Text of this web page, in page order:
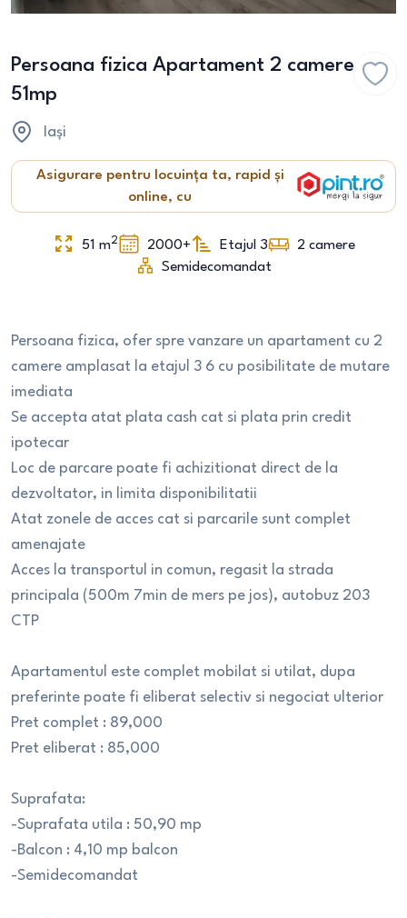
Persoana fizica Apartament 2 camere
51mp
Iași
Asigurare pentru locuința ta, rapid și
online, cu
51 m2 2000+ Etajul 3 2 camere
Semidecomandat
Persoana fizica, ofer spre vanzare un apartament cu 2
camere amplasat la etajul 3 6 cu posibilitate de mutare
imediata
Se accepta atat plata cash cat si plata prin credit
ipotecar
Loc de parcare poate fi achizitionat direct de la
dezvoltator, in limita disponibilitatii
Atat zonele de acces cat si parcarile sunt complet
amenajate
Acces la transportul in comun, regasit la strada
principala (500m 7min de mers pe jos), autobuz 203
CTP
Apartamentul este complet mobilat si utilat, dupa
preferinte poate fi eliberat selectiv si negociat ulterior
Pret complet : 89,000
Pret eliberat : 85,000
Suprafata:
-Suprafata utila : 50,90 mp
-Balcon : 4,10 mp balcon
-Semidecomandat